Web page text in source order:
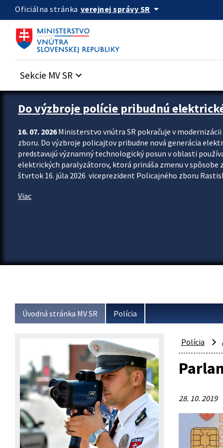
Preskocit na hlavný obsah
Oficiálna stránka verejnej správy SR arrow_drop_down
Sekcie MV SR keyboard_arrow_down
Zastavit automatický posun upútavok
Do výzbroje polície pribudnú
16. 07. 2026Ministerstvo vnútra SR pokračuje v
zboru. Do výzbroje policajtov pribudne nová generácia
predstavujú významný technologický posun v oblasti
elektrických paralyzátorov, ktorá prináša zmenu v spôsobe
štvrtok 16. júla 2026 viceprezident Policajného zboru
Viac
Úvodná stránka MV SR Polícia
Polícia
28. 10. 2019